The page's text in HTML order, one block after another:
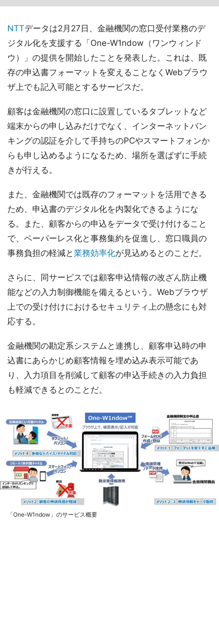
NTTデータは2月27日、金融機関の窓口受付業務のデ
ジタル化を支援する「One-W1ndow（ワンウィンド
ウ）」の提供を開始したことを発表した。これは、既
存の申込書フォーマットを変えることなくWebブラウ
ザ上でも記入可能とするサービスだ。
顧客は金融機関の窓口に設置しているタブレットなど
端末からの申し込みだけでなく、インターネットバン
キングの認証を介して手持ちのPCやスマートフォンか
らも申し込めるようになるため、場所を選ばずに手続
きが行える。
また、金融機関では既存のフォーマットを活用できる
ため、申込書のデジタル化を内製化できるようにな
る。また、顧客からの申込をデータで受け付けること
で、ペーパーレス化と事務集約を促進し、窓口職員の
事務負担の軽減と業務効率化が見込めるとのことだ。
さらに、同サービスでは顧客申込情報の改ざん防止機
能などの入力制御機能を備えるという。Webブラウザ
上での受け付けにおけるセキュリティ上の懸念にも対
応する。
金融機関の勘定系システムと連携し、顧客申込時の申
込書にあらかじめ顧客情報を埋め込み表示可能であ
り、入力項目を削減して顧客の申込手続きの入力負担
も軽減できるとのことだ。
「One-W1ndow」のサービス概要